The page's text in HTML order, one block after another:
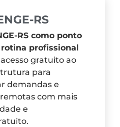
RS
RS como ponto
profissional
gratuito ao
para
demandas e
com mais
e